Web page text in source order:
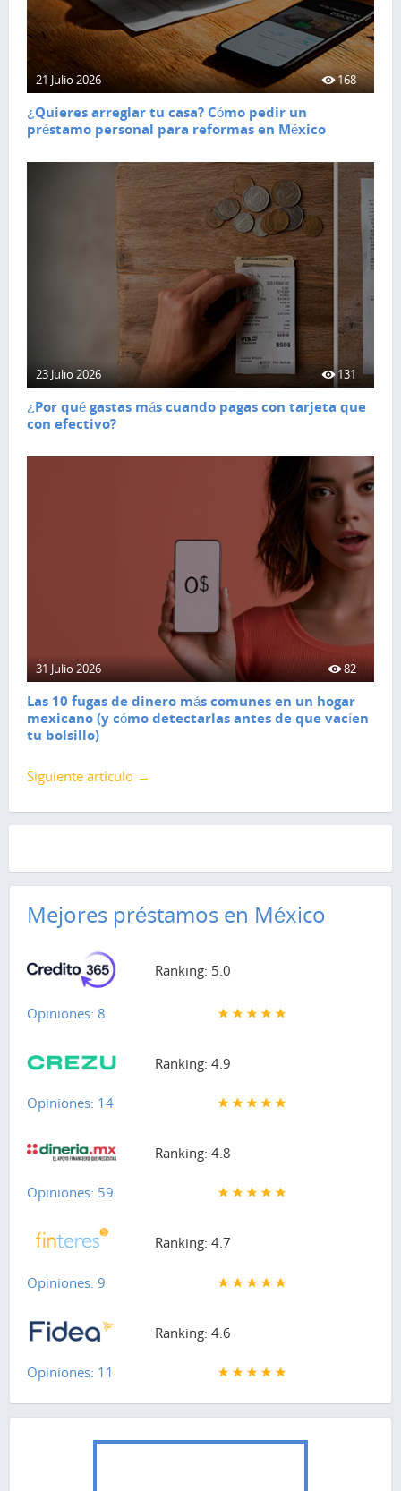
21 Julio 2026 168
¿Quieres arreglar tu casa? Cómo pedir un
préstamo personal para reformas en México
23 Julio 2026 131
¿Por qué gastas más cuando pagas con tarjeta que
con efectivo?
31 Julio 2026 82
Las 10 fugas de dinero más comunes en un hogar
mexicano (y cómo detectarlas antes de que vacíen
tu bolsillo)
Siguiente artículo →
Mejores préstamos en México
Ranking: 5.0
Opiniones: 8
Ranking: 4.9
Opiniones: 14
Ranking: 4.8
Opiniones: 59
Ranking: 4.7
Opiniones: 9
Ranking: 4.6
Opiniones: 11